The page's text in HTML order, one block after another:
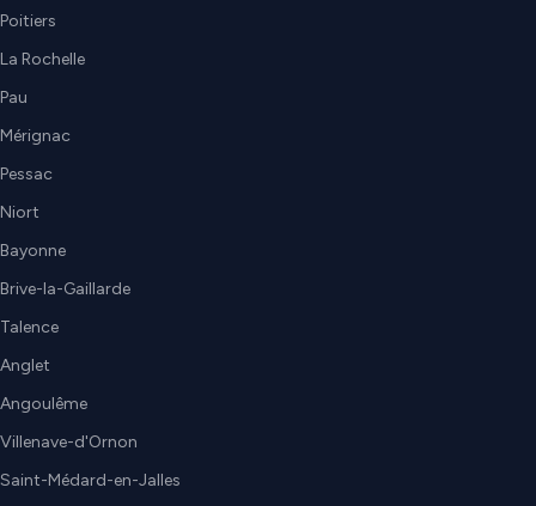
Poitiers
La Rochelle
Pau
Mérignac
Pessac
Niort
Bayonne
Brive-la-Gaillarde
Talence
Anglet
Angoulême
Villenave-d'Ornon
Saint-Médard-en-Jalles